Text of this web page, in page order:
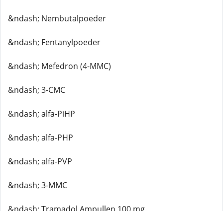
&ndash; Nembutalpoeder
&ndash; Fentanylpoeder
&ndash; Mefedron (4-MMC)
&ndash; 3-CMC
&ndash; alfa-PiHP
&ndash; alfa-PHP
&ndash; alfa-PVP
&ndash; 3-MMC